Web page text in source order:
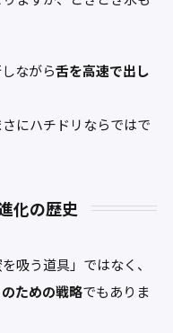
ながら舌を高速で出し
にハチドリならではで
化の歴史
吸う道具」ではなく、
ための戦略でもありま